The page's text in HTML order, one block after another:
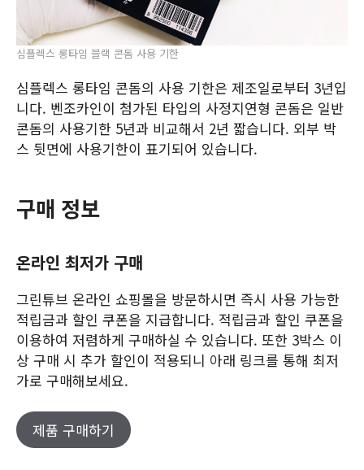
심플렉스 롱타임 블랙 콘돔 사용 기한
심플렉스 롱타임 콘돔의 사용 기한은 제조일로부터 3년입
니다. 벤조카인이 첨가된 타입의 사정지연형 콘돔은 일반
콘돔의 사용기한 5년과 비교해서 2년 짧습니다. 외부 박
스 뒷면에 사용기한이 표기되어 있습니다.
구매 정보
온라인 최저가 구매
그린튜브 온라인 쇼핑몰을 방문하시면 즉시 사용 가능한
적립금과 할인 쿠폰을 지급합니다. 적립금과 할인 쿠폰을
이용하여 저렴하게 구매하실 수 있습니다. 또한 3박스 이
상 구매 시 추가 할인이 적용되니 아래 링크를 통해 최저
가로 구매해보세요.
제품 구매하기